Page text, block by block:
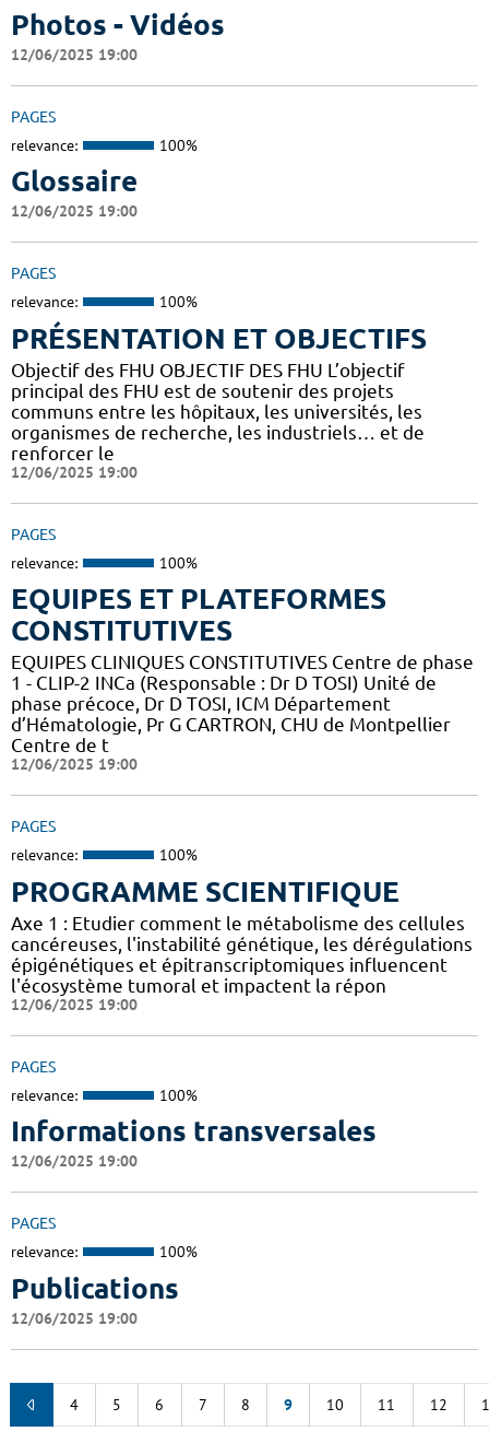
Photos - Vidéos
12/06/2025 19:00
PAGES
relevance: 100%
Glossaire
12/06/2025 19:00
PAGES
relevance: 100%
PRÉSENTATION ET OBJECTIFS
Objectif des FHU OBJECTIF DES FHU L’objectif
principal des FHU est de soutenir des projets
communs entre les hôpitaux, les universités, les
organismes de recherche, les industriels… et de
renforcer le
12/06/2025 19:00
PAGES
relevance: 100%
EQUIPES ET PLATEFORMES
CONSTITUTIVES
EQUIPES CLINIQUES CONSTITUTIVES Centre de phase
1 - CLIP-2 INCa (Responsable : Dr D TOSI) Unité de
phase précoce, Dr D TOSI, ICM Département
d’Hématologie, Pr G CARTRON, CHU de Montpellier
Centre de t
12/06/2025 19:00
PAGES
relevance: 100%
PROGRAMME SCIENTIFIQUE
Axe 1 : Etudier comment le métabolisme des cellules
cancéreuses, l'instabilité génétique, les dérégulations
épigénétiques et épitranscriptomiques influencent
l'écosystème tumoral et impactent la répon
12/06/2025 19:00
PAGES
relevance: 100%
Informations transversales
12/06/2025 19:00
PAGES
relevance: 100%
Publications
12/06/2025 19:00
4 5 6 7 8 9 10 11 12